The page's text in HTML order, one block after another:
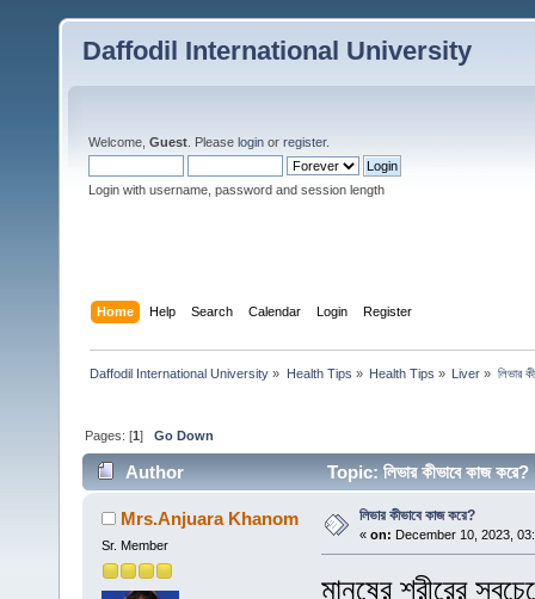
Daffodil International University
Welcome, Guest . Please login or register.
Login with username, password and session length
Home Help Search Calendar Login Register
Daffodil International University » Health Tips » Health Tips » Liver » লিভার
Pages: [1]Go Down
Author Topic: লিভার কীভাবে কাজ
Mrs.Anjuara Khanom
Sr. Member
লিভার কীভাবে কাজ করে?
« on: December 10, 2023,
মানুষের শরীরের